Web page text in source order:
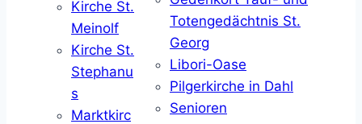
Kirche St.
Meinolf
Kirche St.
Stephanu
s
Marktkirc
Totengedächtnis St.
Georg
Libori-Oase
Pilgerkirche in Dahl
Senioren